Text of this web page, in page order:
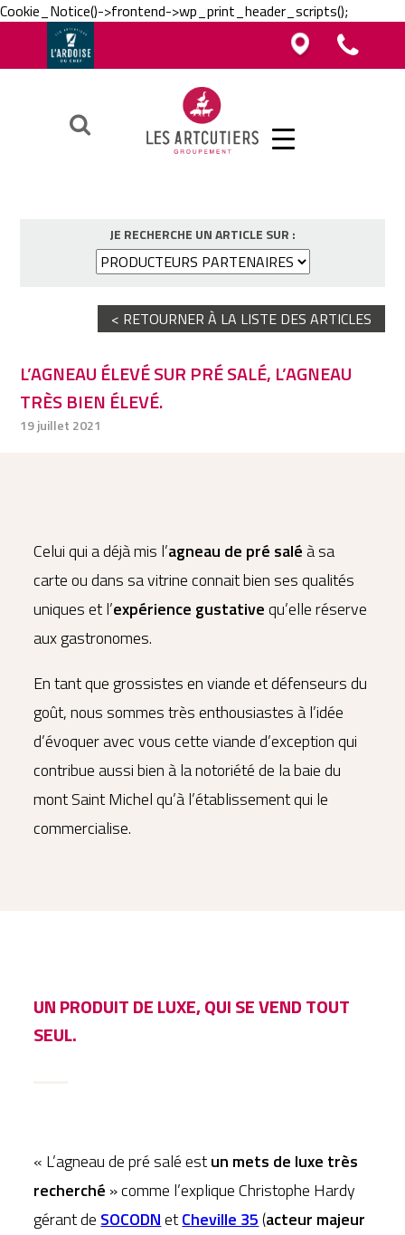
Cookie_Notice()->frontend->wp_print_header_scripts();
JE RECHERCHE UN ARTICLE SUR :
< RETOURNER À LA LISTE DES ARTICLES
L’AGNEAU ÉLEVÉ SUR PRÉ SALÉ, L’AGNEAU
TRÈS BIEN ÉLEVÉ.
19 juillet 2021
Celui qui a déjà mis l’agneau de pré saléà sa
carte ou dans sa vitrine connait bien ses qualités
uniques et l’expérience gustativequ’elle réserve
aux gastronomes.
En tant que grossistes en viande et défenseurs du
goût, nous sommes très enthousiastes à l’idée
d’évoquer avec vous cette viande d’exception qui
contribue aussi bien à la notoriété de la baie du
mont Saint Michel qu’à l’établissement qui le
commercialise.
UN PRODUIT DE LUXE, QUI SE VEND TOUT
SEUL.
« L’agneau de pré salé estun mets de luxe très
recherché » comme l’explique Christophe Hardy
gérant de SOCODNetCheville 35(acteur majeur